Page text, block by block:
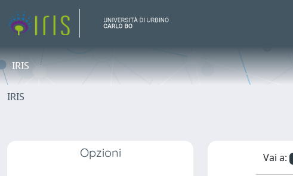
IRIS
IRIS
Opzioni Vai a: